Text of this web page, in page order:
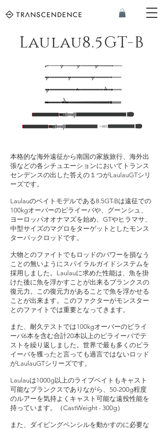
Laulau8.5GT-B
本格的な海外遠征から南国の家族旅行、海外出
張などの各シチュエーションにおいてトランス
センデンスの出した答えの１つがLaulauGTシリ
ーズです。
Laulauのベイトモデルである8.5GT-Bは遠征での
100kgオーバーのピライーバや、グーンシュ、
ヨーロッパオオナマズを始め、GTやヒラマサ、
中型サイズのマグロをターゲットとしたモンス
ターパックロッドです。
大物とのファイトでもロッドのパワーを損なう
ことの無いようにスパイラルガイドシステムを
採用しました。Laulauに求めた性能は、魚を掛
けた後に魚を浮かすことが出来るブランクスの
復元力。この復元力があることで魚を浮かせる
ことが出来ます。このファクターがモンスター
とのファイトでは重要となってきます。
また、耐久テストでは100kgオーバーのピライ
ーバ6本を含む合計20本以上のピライーバでテ
ストを繰り返しました。世界で最も多くのピラ
イーバを獲ったと言っても過言ではないロッド
がLaulauGTシリーズです。
Laulauは1000g以上のライブベイトもキャスト
可能なブランクスでありながら、50-200g程度
のルアーを気持よくキャスト可能な遠投性能を
持っています。（CastWeight - 300g）
また、ダイビングペンシルを動かすのに必要な